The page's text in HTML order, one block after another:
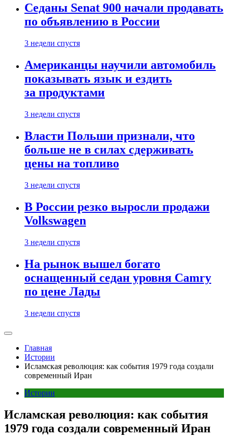
Седаны Senat 900 начали продавать
по объявлению в России
3 недели спустя
Американцы научили автомобиль
показывать язык и ездить
за продуктами
3 недели спустя
Власти Польши признали, что
больше не в силах сдерживать
цены на топливо
3 недели спустя
В России резко выросли продажи
Volkswagen
3 недели спустя
На рынок вышел богато
оснащенный седан уровня Camry
по цене Лады
3 недели спустя
Главная
Истории
Исламская революция: как события 1979 года создали
современный Иран
Истории
Исламская революция: как события
1979 года создали современный Иран